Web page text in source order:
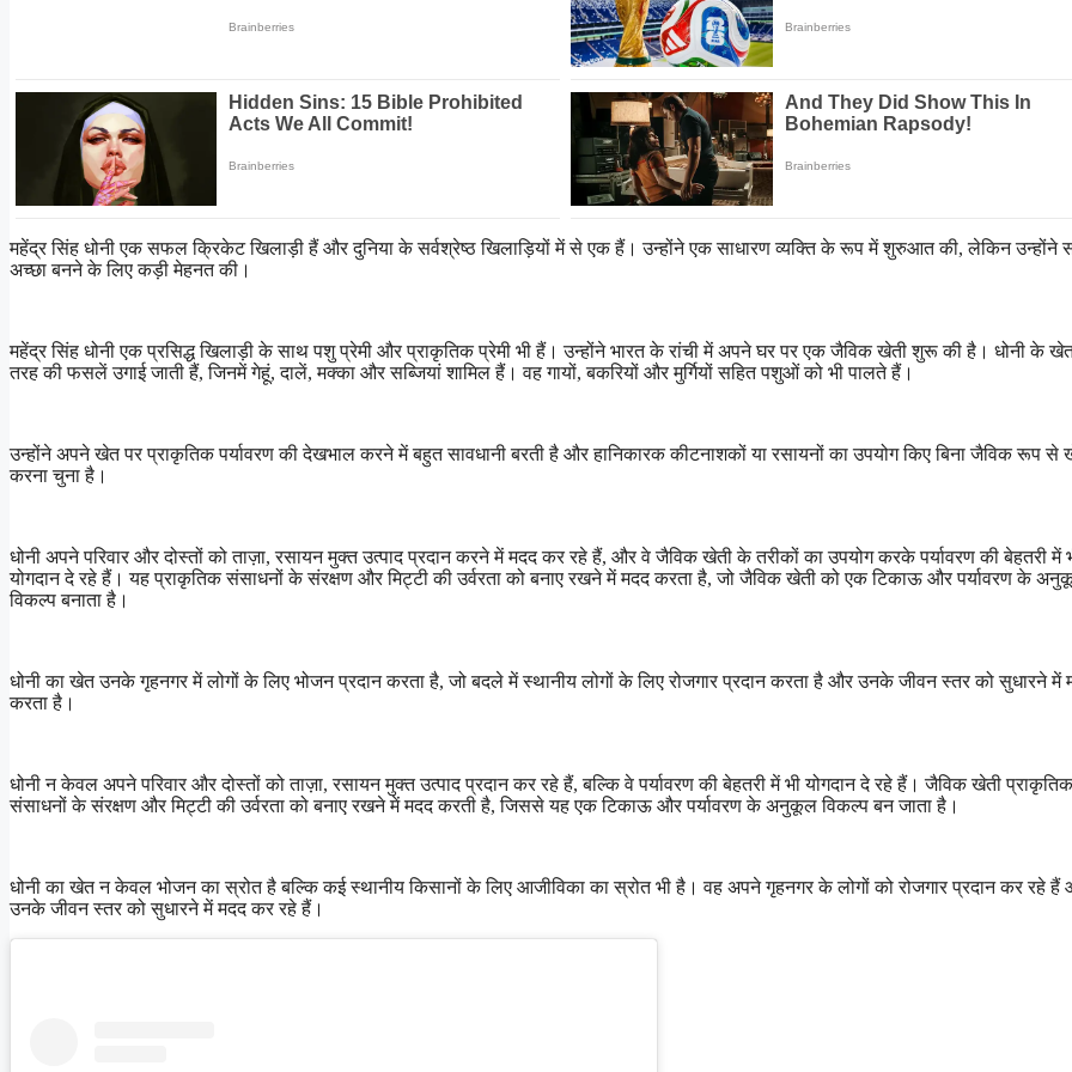
महेंद्र सिंह धोनी एक सफल क्रिकेट खिलाड़ी हैं और दुनिया के सर्वश्रेष्ठ खिलाड़ियों में से एक हैं। उन्होंने एक साधारण व्यक्ति के रूप में शुरुआत की, लेकिन उन्होंने
अच्छा बनने के लिए कड़ी मेहनत की।
महेंद्र सिंह धोनी एक प्रसिद्ध खिलाड़ी के साथ पशु प्रेमी और प्राकृतिक प्रेमी भी हैं। उन्होंने भारत के रांची में अपने घर पर एक जैविक खेती शुरू की है। धोनी के
तरह की फसलें उगाई जाती हैं, जिनमें गेहूं, दालें, मक्का और सब्जियां शामिल हैं। वह गायों, बकरियों और मुर्गियों सहित पशुओं को भी पालते हैं।
उन्होंने अपने खेत पर प्राकृतिक पर्यावरण की देखभाल करने में बहुत सावधानी बरती है और हानिकारक कीटनाशकों या रसायनों का उपयोग किए बिना जैविक रूप से
करना चुना है।
धोनी अपने परिवार और दोस्तों को ताज़ा, रसायन मुक्त उत्पाद प्रदान करने में मदद कर रहे हैं, और वे जैविक खेती के तरीकों का उपयोग करके पर्यावरण की बेहतरी में
योगदान दे रहे हैं। यह प्राकृतिक संसाधनों के संरक्षण और मिट्टी की उर्वरता को बनाए रखने में मदद करता है, जो जैविक खेती को एक टिकाऊ और पर्यावरण के
विकल्प बनाता है।
धोनी का खेत उनके गृहनगर में लोगों के लिए भोजन प्रदान करता है, जो बदले में स्थानीय लोगों के लिए रोजगार प्रदान करता है और उनके जीवन स्तर को सुधारने में
करता है।
धोनी न केवल अपने परिवार और दोस्तों को ताज़ा, रसायन मुक्त उत्पाद प्रदान कर रहे हैं, बल्कि वे पर्यावरण की बेहतरी में भी योगदान दे रहे हैं। जैविक खेती प्राकृतिक
संसाधनों के संरक्षण और मिट्टी की उर्वरता को बनाए रखने में मदद करती है, जिससे यह एक टिकाऊ और पर्यावरण के अनुकूल विकल्प बन जाता है।
धोनी का खेत न केवल भोजन का स्रोत है बल्कि कई स्थानीय किसानों के लिए आजीविका का स्रोत भी है। वह अपने गृहनगर के लोगों को रोजगार प्रदान कर रहे हैं
उनके जीवन स्तर को सुधारने में मदद कर रहे हैं।